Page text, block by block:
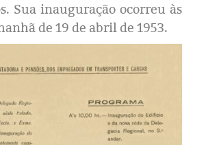
Sua inauguração ocorreu às
de 19 de abril de 1953.